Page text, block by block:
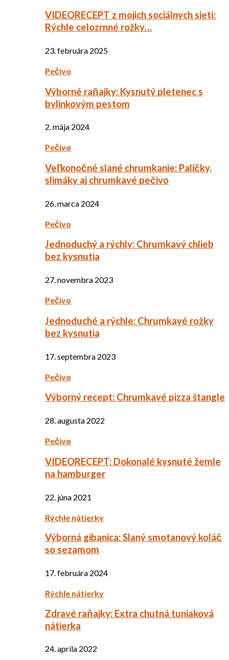
VIDEORECEPT z mojich sociálnych sietí:
Rýchle celozrnné rožky…
23. februára 2025
Pečivo
Výborné raňajky: Kysnutý pletenec s
bylinkovým pestom
2. mája 2024
Pečivo
Veľkonočné slané chrumkanie: Paličky,
slimáky aj chrumkavé pečivo
26. marca 2024
Pečivo
Jednoduchý a rýchly: Chrumkavý chlieb
bez kysnutia
27. novembra 2023
Pečivo
Jednoduché a rýchle: Chrumkavé rožky
bez kysnutia
17. septembra 2023
Pečivo
Výborný recept: Chrumkavé pizza štangle
28. augusta 2022
Pečivo
VIDEORECEPT: Dokonalé kysnuté žemle
na hamburger
22. júna 2021
Rýchle nátierky
Výborná gibanica: Slaný smotanový koláč
so sezamom
17. februára 2024
Rýchle nátierky
Zdravé raňajky: Extra chutná tuniaková
nátierka
24. apríla 2022